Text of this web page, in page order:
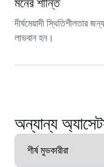
মনের শান্তি
দীর্ঘমেয়াদী স্থিতিশীলতার
লাভবান হন।
অন্যান্য